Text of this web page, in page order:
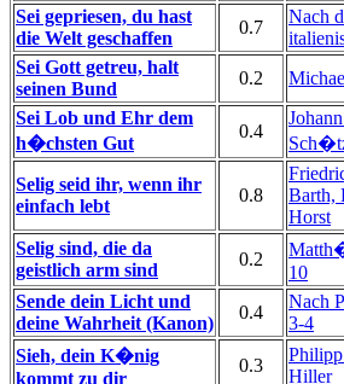
Sei gepriesen, du hast
die Welt geschaffen
0.7
Nach
Sei Gott getreu, halt
seinen Bund
0.2
Sei Lob und Ehr dem
h�chsten Gut
0.4
Selig seid ihr, wenn ihr
einfach lebt
0.8
Barth,
Horst
Selig sind, die da
geistlich arm sind
0.2
10
Sende dein Licht und
deine Wahrheit (Kanon)
0.4
Nach
3-4
Sieh, dein K�nig
kommt zu dir
0.3
Hiller